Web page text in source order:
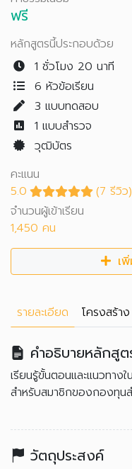
ฟรี
หลักสูตรนี้ประกอบด้วย
1 ชั่วโมง 20 นาที
6 หัวข้อเรียน
3 แบบทดสอบ
1 แบบสำรวจ
วุฒิบัตร
คะแนน
5.0
(7 รีวิว)
จำนวนผู้เข้าเรียน
1,450 คน
เ
รายละเอียด โครงสร้าง
คำอธิบายหลักสูต
เรียนรู้ขั้นตอนและแนวทาง
สำหรับสมาชิกของกองทุน
วัตถุประสงค์